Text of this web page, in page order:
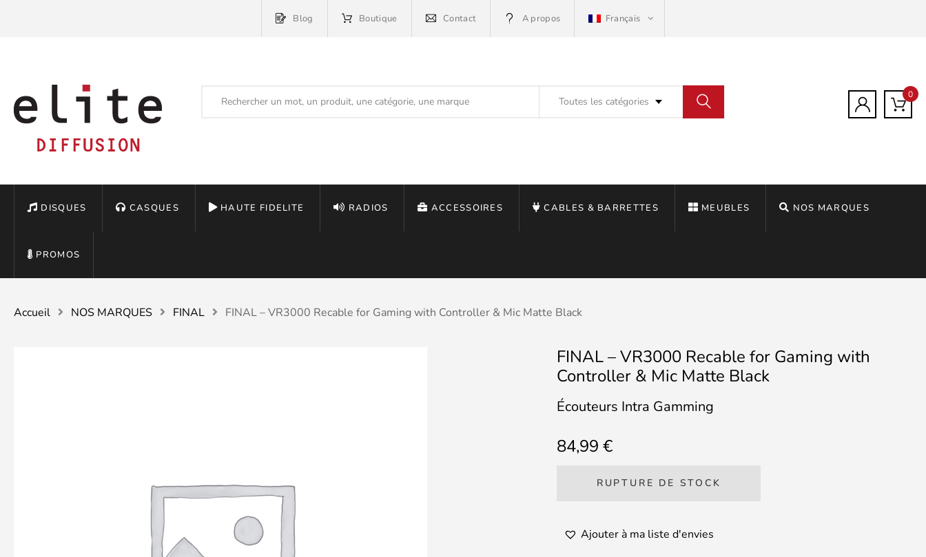
Blog Boutique Contact A propos Français
Toutes les catégories
0
DISQUES CASQUES HAUTE FIDELITE RADIOS ACCESSOIRES CABLES & BARRETTES MEUBLES NOS MARQUES
PROMOS
Accueil NOS MARQUES FINAL FINAL – VR3000 Recable for Gaming with Controller & Mic Matte Black
FINAL – VR3000 Recable for Gaming with
Controller & Mic Matte Black
Écouteurs Intra Gamming
84,99€
RUPTURE DE STOCK
Ajouter à ma liste d'envies